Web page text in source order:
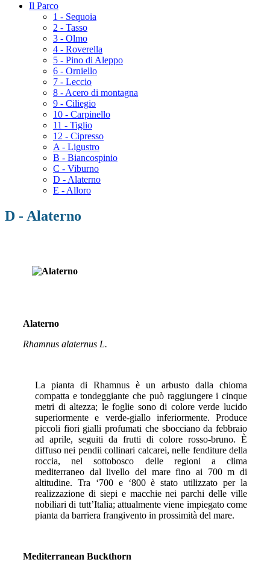
Il Parco
1 - Sequoia
2 - Tasso
3 - Olmo
4 - Roverella
5 - Pino di Aleppo
6 - Orniello
7 - Leccio
8 - Acero di montagna
9 - Ciliegio
10 - Carpinello
11 - Tiglio
12 - Cipresso
A - Ligustro
B - Biancospinio
C - Viburno
D - Alaterno
E - Alloro
D - Alaterno
Alaterno
Rhamnus alaternus L.
La pianta di Rhamnus è un arbusto dalla chioma
compatta e tondeggiante che può raggiungere i cinque
metri di altezza; le foglie sono di colore verde lucido
superiormente e verde-giallo inferiormente. Produce
piccoli fiori gialli profumati che sbocciano da febbraio
ad aprile, seguiti da frutti di colore rosso-bruno. È
diffuso nei pendii collinari calcarei, nelle fenditure della
roccia, nel sottobosco delle regioni a clima
mediterraneo dal livello del mare fino ai 700 m di
altitudine. Tra ‘700 e ‘800 è stato utilizzato per la
realizzazione di siepi e macchie nei parchi delle ville
nobiliari di tutt’Italia; attualmente viene impiegato come
pianta da barriera frangivento in prossimità del mare.
Mediterranean Buckthorn